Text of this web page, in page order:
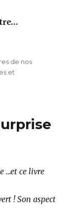
de nos
et
…et ce livre
! Son aspect